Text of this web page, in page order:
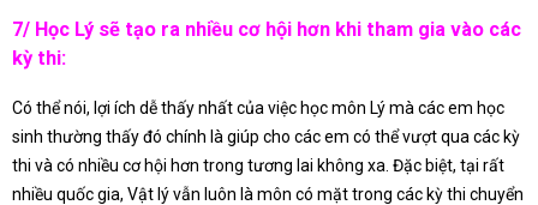
7/ Học Lý sẽ tạo ra nhiều cơ hội hơn khi tham gia vào các
kỳ thi:
Có thể nói, lợi ích dễ thấy nhất của việc học môn Lý mà các em học
sinh thường thấy đó chính là giúp cho các em có thể vượt qua các kỳ
thi và có nhiều cơ hội hơn trong tương lai không xa. Đặc biệt, tại rất
nhiều quốc gia, Vật lý vẫn luôn là môn có mặt trong các kỳ thi chuyển